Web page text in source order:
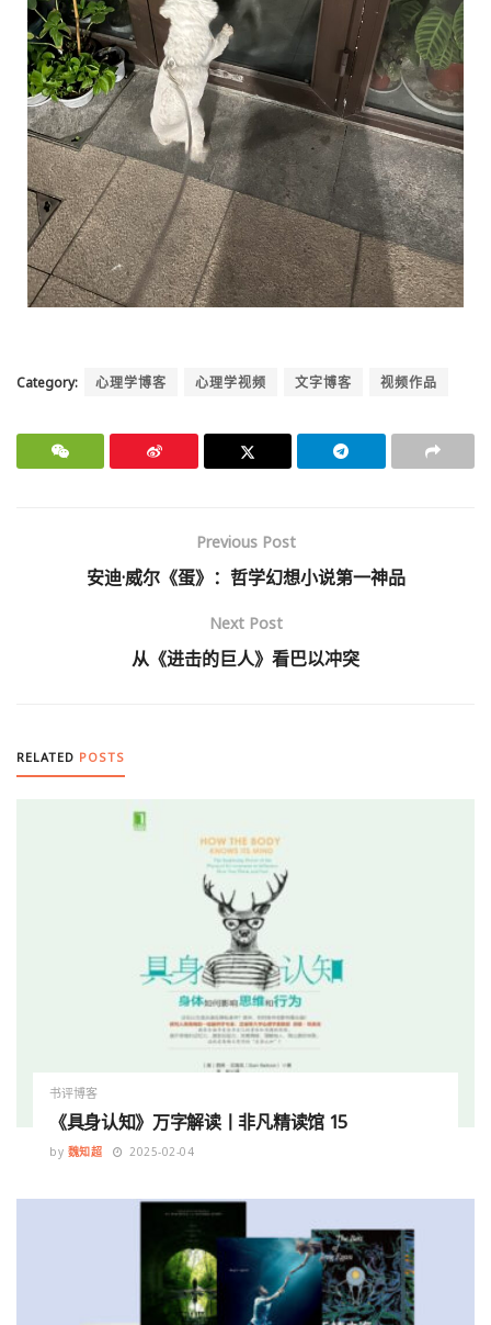
Category: 心理学博客 心理学视频 文字博客 视频作品
Previous Post
安迪·威尔《蛋》：哲学幻想小说第一神品
Next Post
从《进击的巨人》看巴以冲突
RELATED POSTS
书评博客
《具身认知》万字解读丨非凡精读馆 15
by 魏知超 2025-02-04